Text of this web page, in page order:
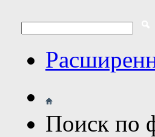
Поиск по